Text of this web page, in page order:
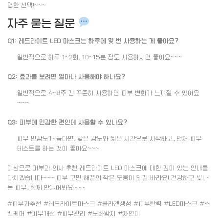
명한 선택!~~~
자주 묻는 질문
Q1: 레드라이트 LED 마스크는 하루에 몇 번 사용하는 게 좋아요?
일반적으로 하루 1~2회, 10~15분 정도 사용하시면 좋아요~~~
Q2: 효과를 보려면 얼마나 사용해야 하나요?
일반적으로 4~8주 간 꾸준히 사용하면 피부 변화가 느껴질 수 있어요
~~~
Q3: 피부에 민감한 편인데 사용할 수 있나요?
피부 민감도가 높다면, 낮은 강도와 짧은 시간으로 시작하고, 먼저 피부
테스트를 하는 것이 좋아요~~~
이상으로 피부과 의사 추천 레드라이트 LED 마스크에 대한 깊이 있는 안내를
마치겠습니다~~~ 피부 고민 해결의 작은 도움이 되길 바라요! 건강하고 빛나
는 피부, 함께 만들어봐요~~~
#피부과추천 #레드라이트마스크 #콜라겐생성 #피부탄력 #LED마스크 #스
킨케어 #피부개선 #피부관리 #노화방지 #자연미